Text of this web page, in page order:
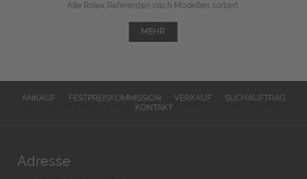
Alle Rolex Referenzen nach Modellen sortiert.
MEHR
ANKAUF FESTPREISKOMMISSION VERKAUF
SUCHAUFTRAG
KONTAKT
Adresse